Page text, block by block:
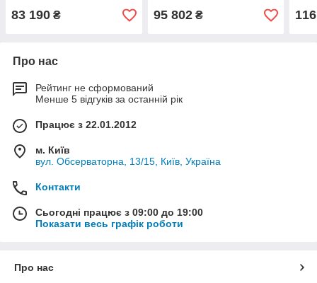
83 190 ₴ 95 802₴
Про нас
Рейтинг не сформований
Менше 5 відгуків за останній рік
Працює з 22.01.2012
м. Київ
вул. Обсерваторна, 13/15, Київ, Україна
Контакти
Сьогодні працює з 09:00 до 19:00
Показати весь графік роботи
Про нас